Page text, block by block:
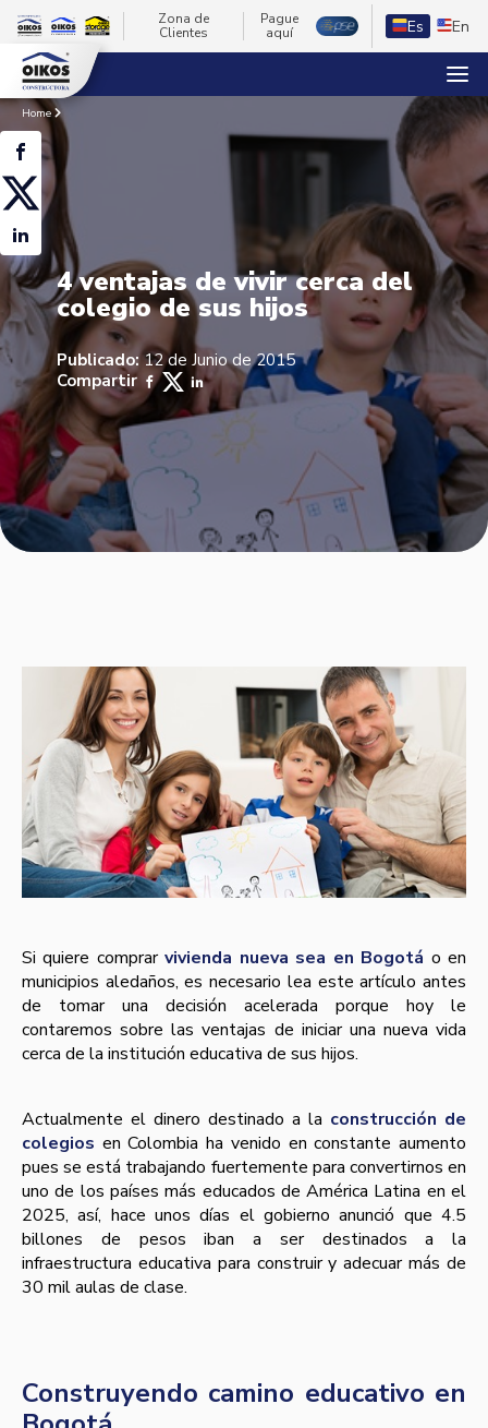
Zona de
Clientes
Pague
aquí
Es En
Home
4 ventajas de vivir cerca del
colegio de sus hijos
Publicado: 12 de Junio de 2015
Compartir
Si quiere comprarvivienda nueva sea en Bogotá o en
municipios aledaños, es necesario lea este artí­culo antes
de tomar una decisión acelerada porque hoy le
contaremos sobre las ventajas de iniciar una nueva vida
cerca de la institución educativa de sus hijos.
Actualmente el dinero destinado a la construcción de
colegios en Colombia ha venido en constante aumento
pues se está trabajando fuertemente para convertirnos en
uno de los paí­ses más educados de América Latina en el
2025, así­, hace unos dí­as el gobierno anunció que 4.5
billones de pesos iban a ser destinados a la
infraestructura educativa para construir y adecuar más de
30 mil aulas de clase.
Construyendo camino educativo en